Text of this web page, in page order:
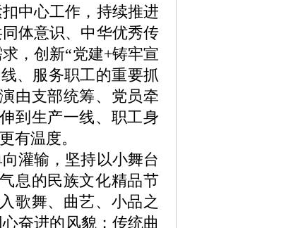
中心工作，持续推进
体意识、中华优秀传
，创新“党建+铸牢宣
、服务职工的重要抓
由支部统筹、党员牵
到生产一线、职工身
有温度。
灌输，坚持以小舞台
息的民族文化精品节
歌舞、曲艺、小品之
奋进的风貌；传统曲